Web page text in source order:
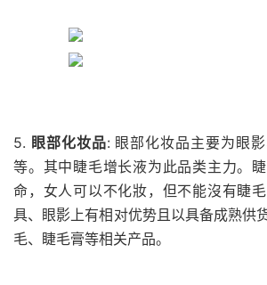
5. 眼部化妆品: 眼部化妆品主要为眼
等。其中睫毛增长液为此品类主力。
命，女人可以不化妝，但不能沒有睫
具、眼影上有相对优势且以具备成熟供
毛、睫毛膏等相关产品。